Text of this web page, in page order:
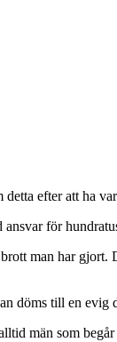
efter att ha
för
man har
döms till en evig
män som